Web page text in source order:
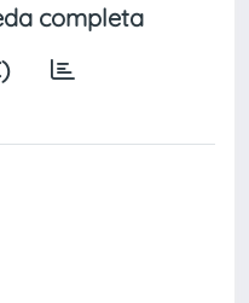
completa